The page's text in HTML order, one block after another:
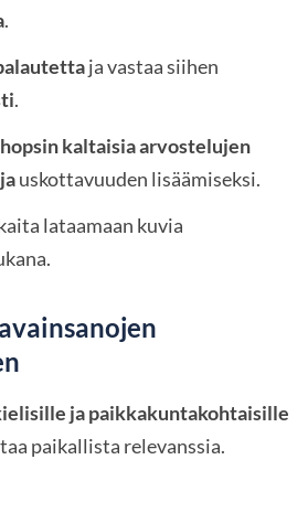
.
ja vastaa siihen
.
kaltaisia arvostelujen
uskottavuuden lisäämiseksi.
lataamaan kuvia
ja paikkakuntakohtaisille
paikallista relevanssia.